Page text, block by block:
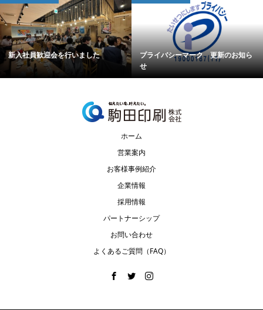
新入社員歓迎会を行いました
プライバシーマーク 更新のお知ら
せ
ホーム
営業案内
お客様事例紹介
企業情報
採用情報
パートナーシップ
お問い合わせ
よくあるご質問（FAQ）